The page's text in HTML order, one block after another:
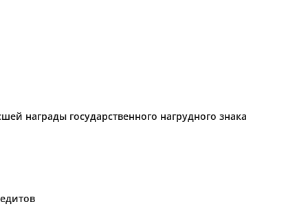
награды государственного нагрудного знака